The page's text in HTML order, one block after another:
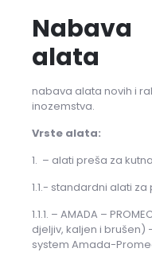
Nabava
alata
nabava alata novih i
inozemstva.
Vrste alata:
1. – alati preša za
1.1.- standardni alati
1.1.1. – AMADA –
djeljiv, kaljen i brušen)
system Amada-